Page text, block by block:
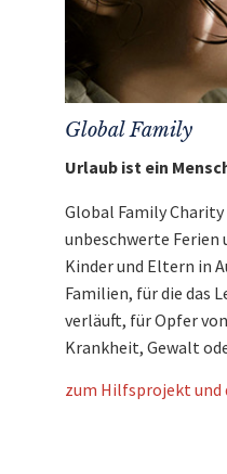
Global Family
Urlaub ist ein
Global Family
unbeschwerte
Kinder und Eltern in
Familien, für die das
verläuft, für Opfer
Krankheit, Gewalt
zum Hilfsprojekt und